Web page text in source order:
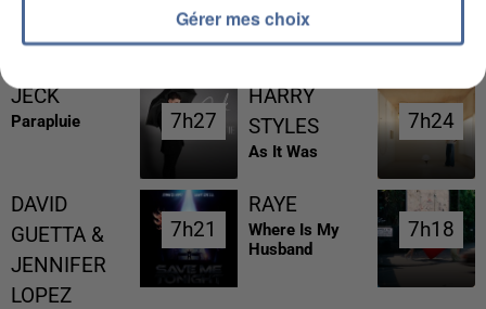
RÉCEMMENT DIFFUSÉ
JECK
Parapluie 7h27
7h27
HARRY
STYLES
As It Was
7h24
7h24
DAVID
GUETTA &
JENNIFER
LOPEZ
7h21
7h21
RAYE
Where Is My
Husband
7h18
7h18
Gérer mes choix